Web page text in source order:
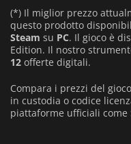
(*) Il miglior prezzo
questo prodotto
Steam su PC. Il gioco è
Edition. Il nostro
12 offerte digitali.
Compara i prezzi del
in custodia o codice
piattaforme ufficiali come